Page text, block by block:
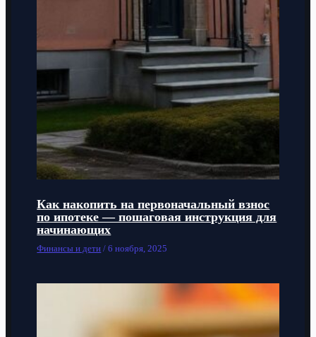
Как накопить на первоначальный взнос
по ипотеке — пошаговая инструкция для
начинающих
Финансы и дети /6 ноября, 2025